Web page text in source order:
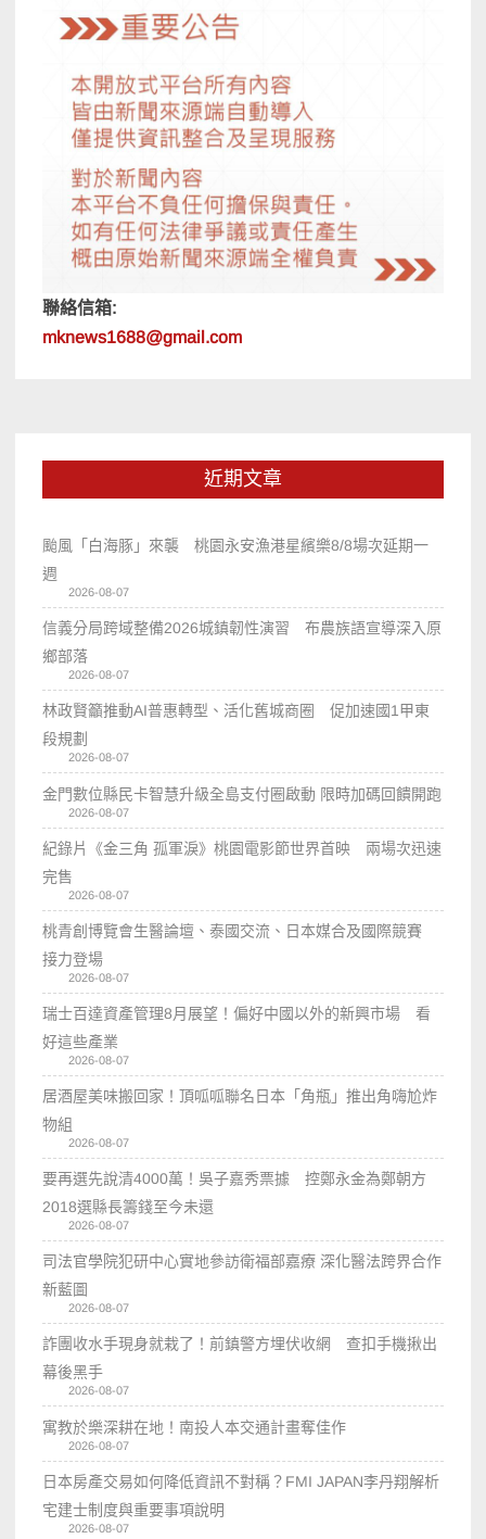
聯絡信箱:
mknews1688@gmail.com
近期文章
颱風「白海豚」來襲 桃園永安漁港星繽樂8/8場次延期一
週
2026-08-07
信義分局跨域整備2026城鎮韌性演習 布農族語宣導深入原
鄉部落
2026-08-07
林政賢籲推動AI普惠轉型、活化舊城商圈 促加速國1甲東
段規劃
2026-08-07
金門數位縣民卡智慧升級全島支付圈啟動 限時加碼回饋開跑
2026-08-07
紀錄片《金三角 孤軍淚》桃園電影節世界首映 兩場次迅速
完售
2026-08-07
桃青創博覽會生醫論壇、泰國交流、日本媒合及國際競賽
接力登場
2026-08-07
瑞士百達資產管理8月展望！偏好中國以外的新興市場 看
好這些產業
2026-08-07
居酒屋美味搬回家！頂呱呱聯名日本「角瓶」推出角嗨尬炸
物組
2026-08-07
要再選先說清4000萬！吳子嘉秀票據 控鄭永金為鄭朝方
2018選縣長籌錢至今未還
2026-08-07
司法官學院犯研中心實地參訪衛福部嘉療 深化醫法跨界合作
新藍圖
2026-08-07
詐團收水手現身就栽了！前鎮警方埋伏收網 查扣手機揪出
幕後黑手
2026-08-07
寓教於樂深耕在地！南投人本交通計畫奪佳作
2026-08-07
日本房產交易如何降低資訊不對稱？FMI JAPAN李丹翔解析
宅建士制度與重要事項說明
2026-08-07